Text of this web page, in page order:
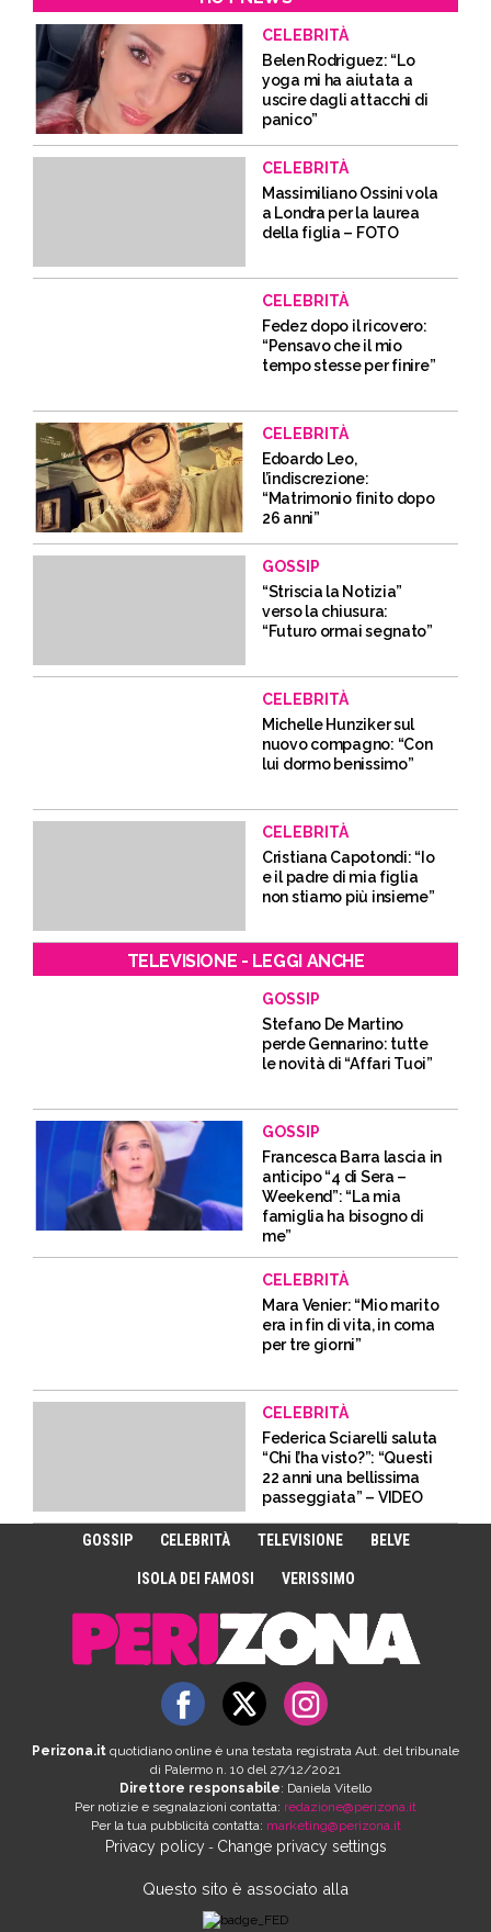
CELEBRITÀ
Belen Rodriguez: “Lo
yoga mi ha aiutata a
uscire dagli attacchi di
panico”
CELEBRITÀ
Massimiliano Ossini vola
a Londra per la laurea
della figlia – FOTO
CELEBRITÀ
Fedez dopo il ricovero:
“Pensavo che il mio
tempo stesse per finire”
CELEBRITÀ
Edoardo Leo,
l’indiscrezione:
“Matrimonio finito dopo
26 anni”
GOSSIP
“Striscia la Notizia”
verso la chiusura:
“Futuro ormai segnato”
CELEBRITÀ
Michelle Hunziker sul
nuovo compagno: “Con
lui dormo benissimo”
CELEBRITÀ
Cristiana Capotondi: “Io
e il padre di mia figlia
non stiamo più insieme”
TELEVISIONE - LEGGI ANCHE
GOSSIP
Stefano De Martino
perde Gennarino: tutte
le novità di “Affari Tuoi”
GOSSIP
Francesca Barra lascia in
anticipo “4 di Sera –
Weekend”: “La mia
famiglia ha bisogno di
me”
CELEBRITÀ
Mara Venier: “Mio marito
era in fin di vita, in coma
per tre giorni”
CELEBRITÀ
Federica Sciarelli saluta
“Chi l’ha visto?”: “Questi
22 anni una bellissima
passeggiata” – VIDEO
GOSSIP CELEBRITÀ TELEVISIONE BELVE
ISOLA DEI FAMOSI VERISSIMO
Perizona.it quotidiano online è una testata registrata Aut. del tribunale
di Palermo n. 10 del 27/12/2021
Direttore responsabile: Daniela Vitello
Per notizie e segnalazioni contatta: redazione@perizona.it
Per la tua pubblicità contatta: marketing@perizona.it
Privacy policy- Change privacy settings
Questo sito è associato alla